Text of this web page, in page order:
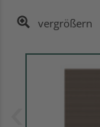
vergrößern